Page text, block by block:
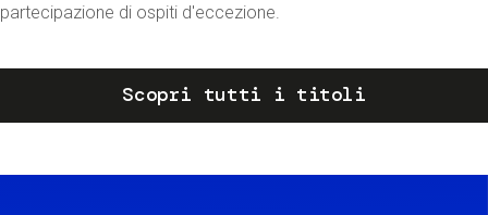
partecipazione di ospiti d'eccezione.
Scopri tutti i titoli